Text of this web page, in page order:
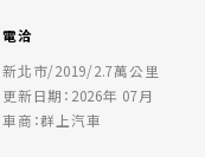
電洽
新北市/2019/2.7萬公里
更新日期：2026年 07月
車商：群上汽車